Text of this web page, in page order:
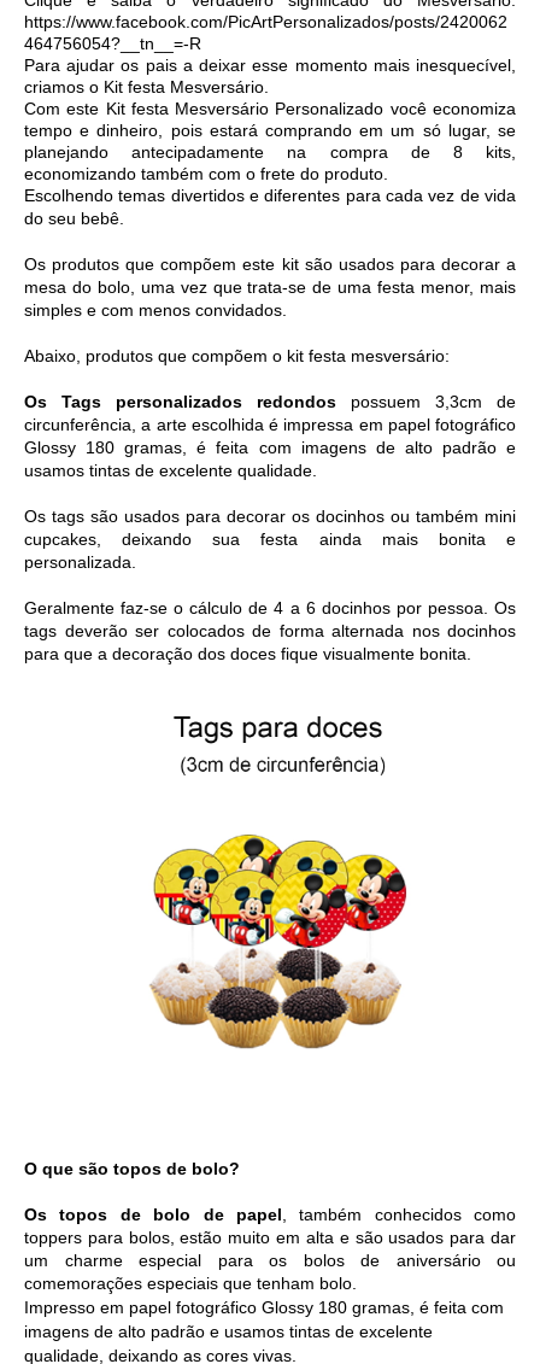
https://www.facebook.com/PicArtPersonalizados/posts/2420062
464756054?__tn__=-R
Para ajudar os pais a deixar esse momento mais inesquecível,
criamos o Kit festa Mesversário.
Com este Kit festa Mesversário Personalizado você economiza
tempo e dinheiro, pois estará comprando em um só lugar, se
planejando antecipadamente na compra de 8 kits,
economizando também com o frete do produto.
Escolhendo temas divertidos e diferentes para cada vez de vida
do seu bebê.
Os produtos que compõem este kit são usados para decorar a
mesa do bolo, uma vez que trata-se de uma festa menor, mais
simples e com menos convidados.
Abaixo, produtos que compõem o kit festa mesversário:
Os Tags personalizados redondos possuem 3,3cm de
circunferência, a arte escolhida é impressa em papel fotográfico
Glossy 180 gramas, é feita com imagens de alto padrão e
usamos tintas de excelente qualidade.
Os tags são usados para decorar os docinhos ou também mini
cupcakes, deixando sua festa ainda mais bonita e
personalizada.
Geralmente faz-se o cálculo de 4 a 6 docinhos por pessoa. Os
tags deverão ser colocados de forma alternada nos docinhos
para que a decoração dos doces fique visualmente bonita.
O que são topos de bolo?
Os topos de bolo de papel , também conhecidos como
toppers para bolos, estão muito em alta e são usados para dar
um charme especial para os bolos de aniversário ou
comemorações especiais que tenham bolo.
Impresso em papel fotográfico Glossy 180 gramas, é feita com
imagens de alto padrão e usamos tintas de excelente
qualidade, deixando as cores vivas.